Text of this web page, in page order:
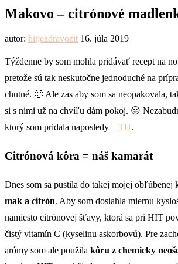
Makovo – citrónové
autor: hitjezdravozit 16. júla 2019
Týždenne by som mohla pridávať recept na
pretože sú tak neskutočne jednoduché na
chutné. 🙂 Ale zas aby som sa neopakovala,
si s nimi už na chvíľu dám pokoj. 😛
ktorý som pridala naposledy – TU.
Citrónová kôra = náš kamarát
Dnes som sa pustila do takej mojej obľúbenej
mak a citrón. Aby som dosiahla miernu
namiesto citrónovej šťavy, ktorá sa pri HIT
čistý vitamín C (kyselinu askorbovú). Pre
arómy som ale použila kôru z chemicky